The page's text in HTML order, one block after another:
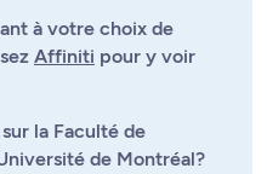
à votre choix de
Affiniti pour y voir
la Faculté de
de Montréal?